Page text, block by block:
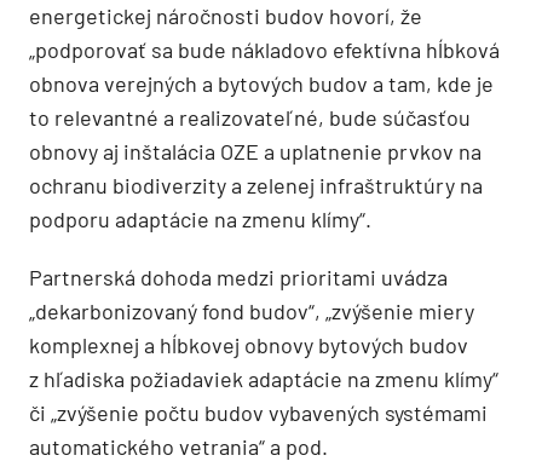
energetickej náročnosti budov hovorí, že
„podporovať sa bude nákladovo efektívna hĺbková
obnova verejných a bytových budov a tam, kde je
to relevantné a realizovateľné, bude súčasťou
obnovy aj inštalácia OZE a uplatnenie prvkov na
ochranu biodiverzity a zelenej infraštruktúry na
podporu adaptácie na zmenu klímy“.
Partnerská dohoda medzi prioritami uvádza
„dekarbonizovaný fond budov“, „zvýšenie miery
komplexnej a hĺbkovej obnovy bytových budov
z hľadiska požiadaviek adaptácie na zmenu klímy“
či „zvýšenie počtu budov vybavených systémami
automatického vetrania“ a pod.